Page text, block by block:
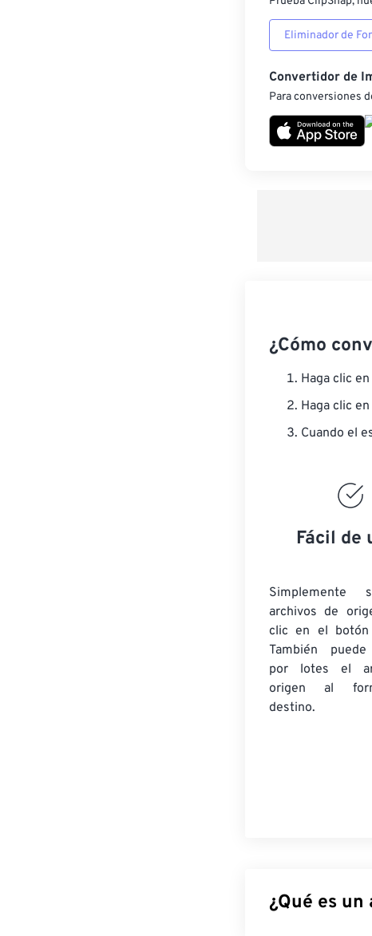
Eliminador de
Convertidor de
Para conversiones
¿Cómo
Haga clic
Haga clic
Cuando el
Fácil de
Simplemente
archivos de
clic en el botón
También
por lotesel
origen al
destino.
¿Qué es un